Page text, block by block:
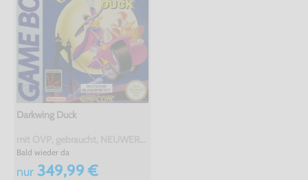
Darkwing Duck
Bald wieder da
nur349,99 €